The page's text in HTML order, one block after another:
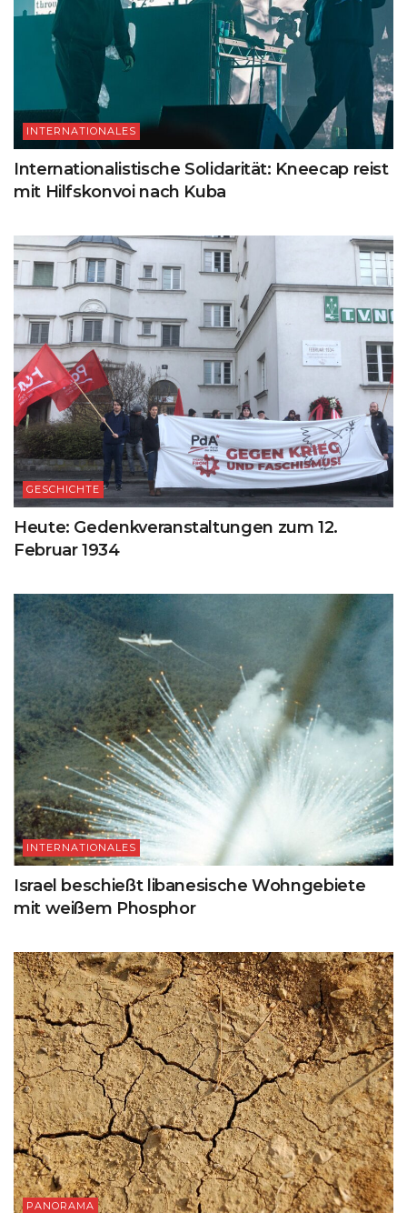
INTERNATIONALES
Internationalistische Solidarität: Kneecap reist
mit Hilfskonvoi nach Kuba
GESCHICHTE
Heute: Gedenkveranstaltungen zum 12.
Februar 1934
INTERNATIONALES
Israel beschießt libanesische Wohngebiete
mit weißem Phosphor
PANORAMA